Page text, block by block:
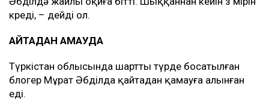
түсіндім. Бірақ ешкімге еш нәрсе білдірмедім.
Мұратқа “анаңмен сөйлесіп жүрсің бе”деп
едім, “жоқ” деді. “Мамаңа бар да, кешірім
сұра, ертең қамаласың” деп ескерттім.
Ертең сот сағат 10.00-де болуы керек болған.
Ол сотқа келмей, қашып кеткен, – дейді ол.